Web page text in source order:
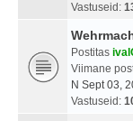
Vastuseid:
Postitas
Viimane
N Sept 03,
Vastuseid: